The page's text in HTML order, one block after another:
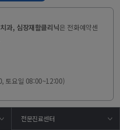
과, 심장재활클리닉은 전화예약센
토요일 08:00~12:00)
전문진료센터